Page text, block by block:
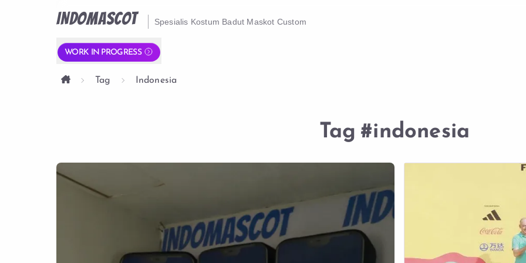
INDOMASCOT Spesialis Kostum Badut Maskot Custom
WORK IN PROGRESS
Tag Indonesia
Tag #indonesia